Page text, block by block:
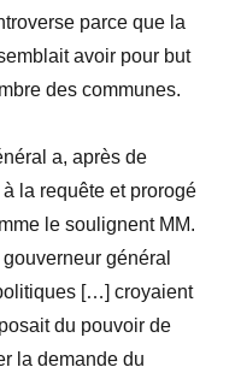
parce que la
avoir pour but
des communes.
a, après de
la requête et prorogé
le soulignent MM.
général
[…] croyaient
du pouvoir de
la demande du